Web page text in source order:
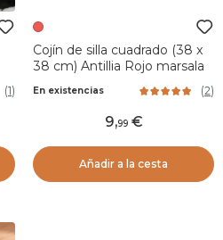
(1)
Cojín de silla cuadrado (38 x
38 cm) Antillia Rojo marsala
En existencias (2)
9,99
Añadir a la cesta